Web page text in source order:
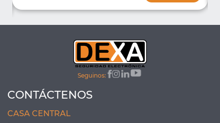
Seguinos:
CONTÁCTENOS
CASA CENTRAL